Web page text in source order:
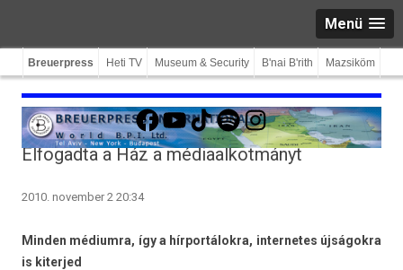
Menü
Breuerpress Heti TV Museum & Security B'nai B'rith Mazsiköm
Facebook
YouTube
TikTokSpotifyInstagram
Elfogadta a Ház a médiaalkotmányt
2010. november 2 20:34
Mind­en médium­ra, így a hírportálokra, in­ter­netes újságokra
is kiter­jed